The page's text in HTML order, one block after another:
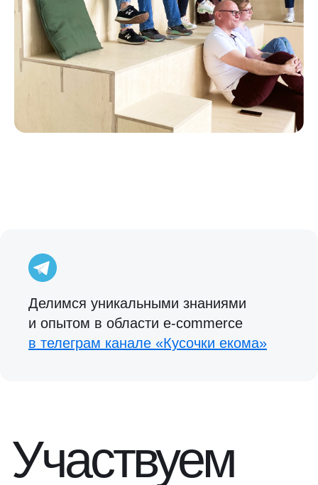
Делимся уникальными знаниями
и опытом в области e‑commerce
в телеграм канале «Кусочки екома»
Участвуем